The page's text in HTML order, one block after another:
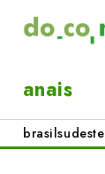
anais
brasilsudeste